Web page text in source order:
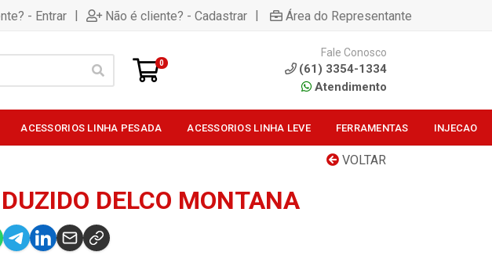
- Entrar | Não é cliente? - Cadastrar | Área do Representante
0
Fale Conosco
(61) 3354-1334
Atendimento
ACESSORIOS LINHA PESADA ACESSORIOS LINHA LEVE FERRAMENTAS INJECAO
VOLTAR
DELCO MONTANA